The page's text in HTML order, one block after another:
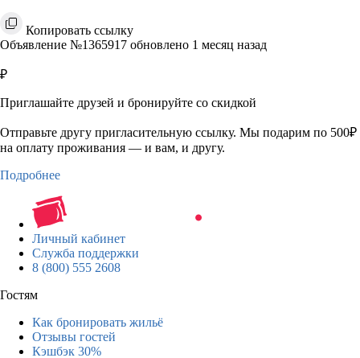
Копировать ссылку
Объявление №1365917 обновлено 1 месяц назад
₽
Приглашайте друзей и бронируйте со скидкой
Отправьте другу пригласительную ссылку. Мы подарим по 500₽
на оплату проживания — и вам, и другу.
Подробнее
Личный кабинет
Служба поддержки
8 (800) 555 2608
Гостям
Как бронировать жильё
Отзывы гостей
Кэшбэк 30%